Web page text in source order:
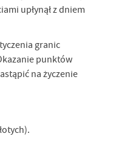
upłynął z dniem
granic
punktów
na życzenie